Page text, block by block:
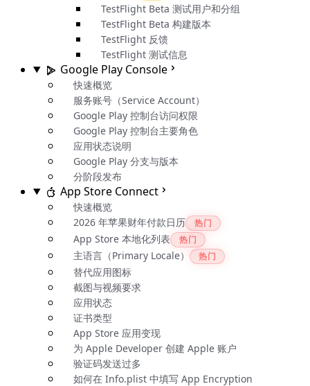
TestFlight Beta 测试用户和分组
TestFlight Beta 构建版本
TestFlight 反馈
TestFlight 测试信息
Google Play Console
快速概览
服务账号（Service Account）
Google Play 控制台访问权限
Google Play 控制台主要角色
应用状态说明
Google Play 分支与版本
分阶段发布
App Store Connect
快速概览
2026 年苹果财年付款日历
热门
App Store 本地化列表 热门
主语言（Primary Locale） 热门
替代应用图标
截图与视频要求
应用状态
证书类型
App Store 应用变现
为 Apple Developer 创建 Apple 账户
验证码发送过多
如何在 Info.plist 中填写 App Encryption